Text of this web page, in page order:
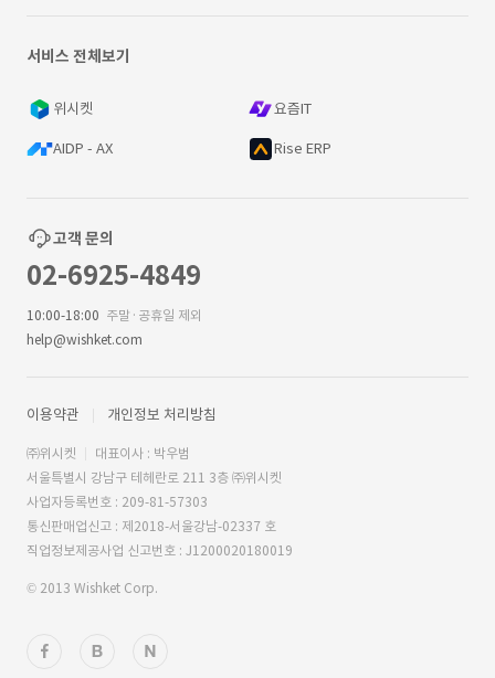
서비스 전체보기
위시켓 요즘IT
AIDP - AX Rise ERP
고객 문의
02-6925-4849
10:00-18:00 주말·공휴일 제외
help@wishket.com
이용약관 개인정보 처리방침
㈜위시켓
대표이사 : 박우범
서울특별시 강남구 테헤란로 211 3층 ㈜위시켓
사업자등록번호 : 209-81-57303
통신판매업신고 : 제2018-서울강남-02337 호
직업정보제공사업 신고번호 : J1200020180019
© 2013 Wishket Corp.